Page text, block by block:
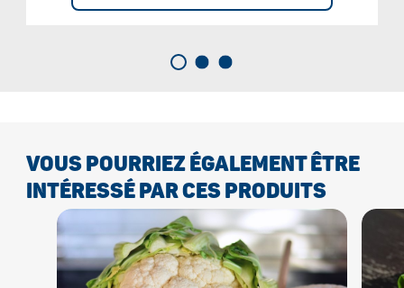
VOUS POURRIEZ ÉGALEMENT ÊTRE
INTÉRESSÉ PAR CES PRODUITS